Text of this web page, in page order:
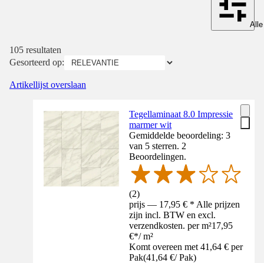
105 resultaten
Gesorteerd op:
Artikellijst overslaan
Tegellaminaat 8.0 Impressie
marmer wit
Gemiddelde beoordeling: 3
van 5 sterren. 2
Beoordelingen.
(2)
prijs — 17,95 € * Alle prijzen
zijn incl. BTW en excl.
verzendkosten. per m²17,95
€*/ m²
Komt overeen met 41,64 € per
Pak(41,64 €/ Pak)